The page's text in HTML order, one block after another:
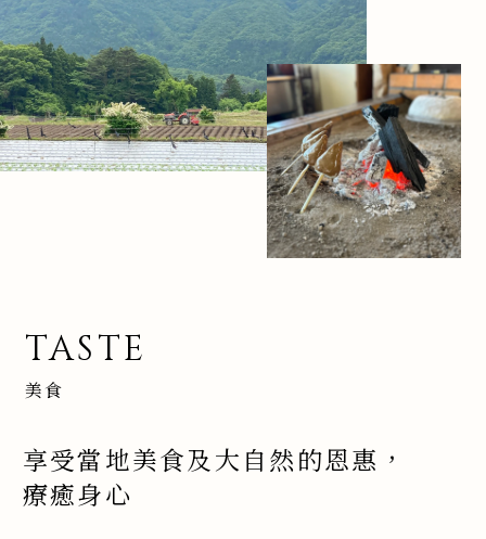
TASTE
美食
享受當地美食及大自然的恩惠，
療癒身心